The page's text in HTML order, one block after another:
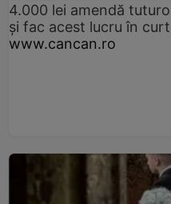
4.000 lei amendă
și fac acest lucru în
www.cancan.ro